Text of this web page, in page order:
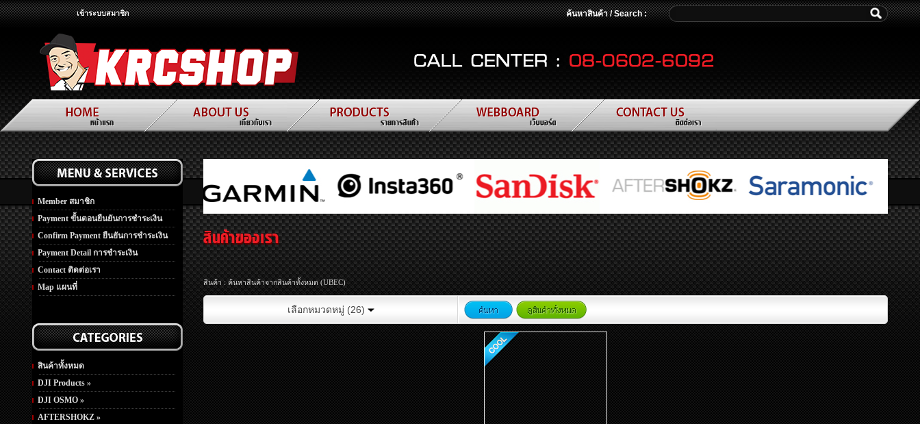
เข้าระบบสมาชิก ค้นหาสินค้า / Search :
Member สมาชิก
Payment ขั้นตอนยืนยันการชำระเงิน
Confirm Payment ยืนยันการชำระเงิน
Payment Detail การชำระเงิน
Contact ติดต่อเรา
Map แผนที่
สินค้าทั้งหมด
DJI Products »
DJI OSMO »
AFTERSHOKZ »
สินค้า : ค้นหาสินค้าจากสินค้าทั้งหมด (UBEC)
เลือกหมวดหมู่ (26)